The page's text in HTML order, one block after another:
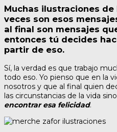
Muchas ilustraciones
veces son esos
al final son mensajes
entonces tú decides
partir de eso.
Sí, la verdad es que trabajo
todo eso. Yo pienso que en la
nosotros y que al final quien
las circunstancias de la vida sino
encontrar esa felicidad.